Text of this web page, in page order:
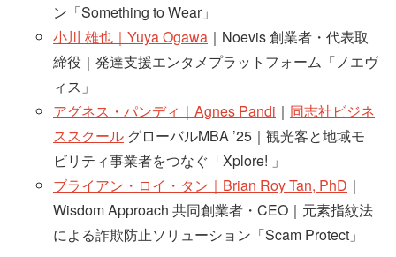
ン「Something to Wear」
小川 雄也｜Yuya Ogawa ｜Noevis 創業者・代表取
締役｜発達支援エンタメプラットフォーム「ノエヴ
ィス」
アグネス・パンディ｜Agnes Pandi ｜ 同志社ビジネ
ススクール グローバルMBA ’25｜観光客と地域モ
ビリティ事業者をつなぐ「Xplore! 」
ブライアン・ロイ・タン｜Brian Roy Tan, PhD ｜
Wisdom Approach 共同創業者・CEO｜元素指紋法
による詐欺防止ソリューション「Scam Protect」